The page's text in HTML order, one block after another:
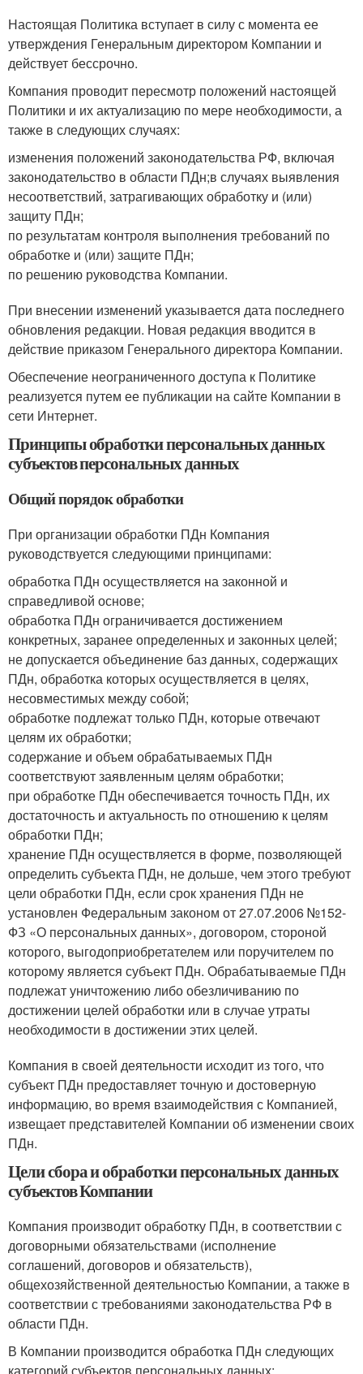
Настоящая Политика вступает в силу с момента ее
утверждения Генеральным директором Компании и
действует бессрочно.
Компания проводит пересмотр положений настоящей
Политики и их актуализацию по мере необходимости, а
также в следующих случаях:
изменения положений законодательства РФ, включая
законодательство в области ПДн;в случаях выявления
несоответствий, затрагивающих обработку и (или)
защиту ПДн;
по результатам контроля выполнения требований по
обработке и (или) защите ПДн;
по решению руководства Компании.
При внесении изменений указывается дата последнего
обновления редакции. Новая редакция вводится в
действие приказом Генерального директора Компании.
Обеспечение неограниченного доступа к Политике
реализуется путем ее публикации на сайте Компании в
сети Интернет.
Принципы обработки персональных данных
субъектов персональных данных
Общий порядок обработки
При организации обработки ПДн Компания
руководствуется следующими принципами:
обработка ПДн осуществляется на законной и
справедливой основе;
обработка ПДн ограничивается достижением
конкретных, заранее определенных и законных целей;
не допускается объединение баз данных, содержащих
ПДн, обработка которых осуществляется в целях,
несовместимых между собой;
обработке подлежат только ПДн, которые отвечают
целям их обработки;
содержание и объем обрабатываемых ПДн
соответствуют заявленным целям обработки;
при обработке ПДн обеспечивается точность ПДн, их
достаточность и актуальность по отношению к целям
обработки ПДн;
хранение ПДн осуществляется в форме, позволяющей
определить субъекта ПДн, не дольше, чем этого требуют
цели обработки ПДн, если срок хранения ПДн не
установлен Федеральным законом от 27.07.2006 №152-
ФЗ «О персональных данных», договором, стороной
которого, выгодоприобретателем или поручителем по
которому является субъект ПДн. Обрабатываемые ПДн
подлежат уничтожению либо обезличиванию по
достижении целей обработки или в случае утраты
необходимости в достижении этих целей.
Компания в своей деятельности исходит из того, что
субъект ПДн предоставляет точную и достоверную
информацию, во время взаимодействия с Компанией,
извещает представителей Компании об изменении своих
ПДн.
Цели сбора и обработки персональных данных
субъектов Компании
Компания производит обработку ПДн, в соответствии с
договорными обязательствами (исполнение
соглашений, договоров и обязательств),
общехозяйственной деятельностью Компании, а также в
соответствии с требованиями законодательства РФ в
области ПДн.
В Компании производится обработка ПДн следующих